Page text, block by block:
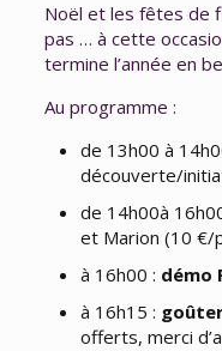
Noël et les fêtes de
pas … à cette
termine l’année en
Au programme :
de 13h00 à
découverte/
de 14h00à
et Marion (10 €/
à 16h00 : démo
à 16h15 :
offerts, merci